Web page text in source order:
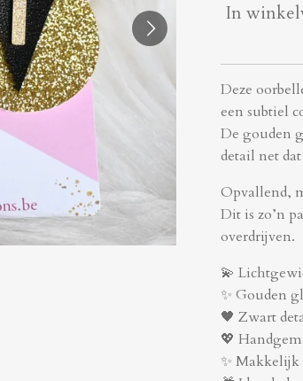
In
Deze
een subtiel
De gouden
detail net
Opvallend,
Dit is zo’n
overdrijven.
💫
✨ Gouden
🖤 Zwart
💖
✨ Makkelijk